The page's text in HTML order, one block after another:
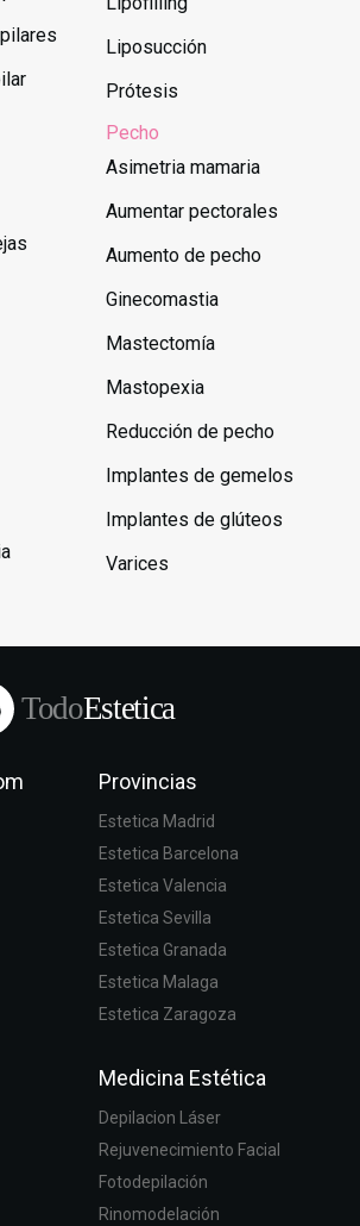
Liposucción
Prótesis
Pecho
Asimetria mamaria
Aumentar pectorales
Aumento de pecho
Ginecomastia
Mastectomía
Mastopexia
Reducción de pecho
Implantes de gemelos
Implantes de glúteos
Varices
TodoEstetica
Provincias
Estetica Madrid
Estetica Barcelona
Estetica Valencia
Estetica Sevilla
Estetica Granada
Estetica Malaga
Estetica Zaragoza
Medicina Estética
Depilacion Láser
Rejuvenecimiento Facial
Fotodepilación
Rinomodelación